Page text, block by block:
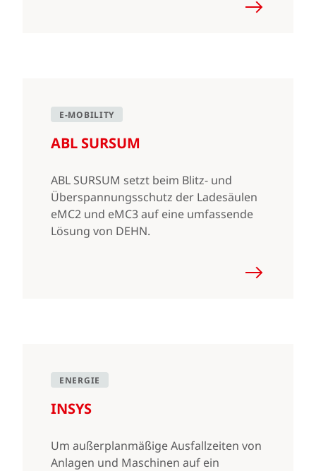
E-MOBILITY
ABL SURSUM
ABL SURSUM setzt beim Blitz- und
Überspannungsschutz der Ladesäulen
eMC2 und eMC3 auf eine umfassende
Lösung von DEHN.
ENERGIE
INSYS
Um außerplanmäßige Ausfallzeiten von
Anlagen und Maschinen auf ein